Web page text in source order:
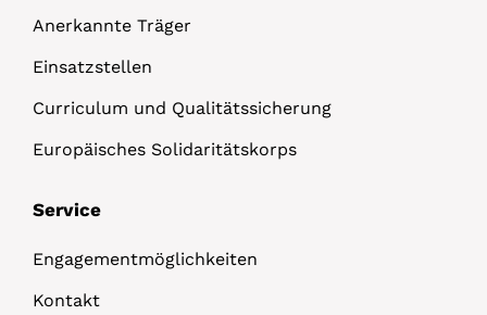
Anerkannte Träger
Einsatzstellen
Curriculum und Qualitätssicherung
Europäisches Solidaritätskorps
Service
Engagementmöglichkeiten
Kontakt